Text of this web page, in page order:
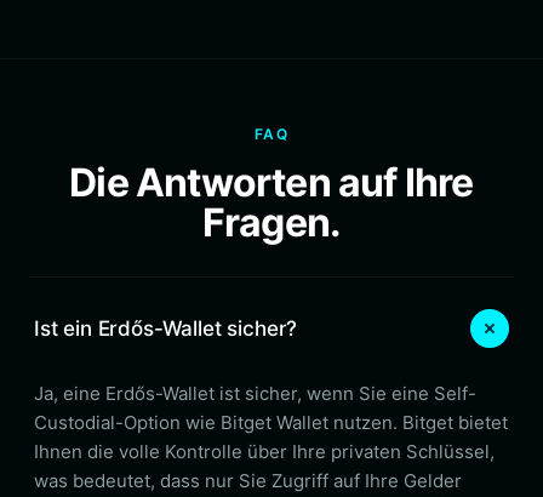
FAQ
Die Antworten auf Ihre
Fragen.
Ist ein Erdős-Wallet sicher?
Ja, eine Erdős-Wallet ist sicher, wenn Sie eine Self-
Custodial-Option wie Bitget Wallet nutzen. Bitget bietet
Ihnen die volle Kontrolle über Ihre privaten Schlüssel,
was bedeutet, dass nur Sie Zugriff auf Ihre Gelder